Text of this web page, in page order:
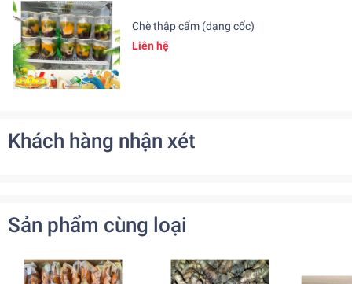
Chè thập cẩm (dạng cốc)
Liên hệ
Khách hàng nhận xét
Sản phẩm cùng loại